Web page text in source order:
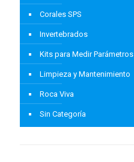
Corales SPS
Invertebrados
Kits para Medir Parámetros
Limpieza y Mantenimiento
Roca Viva
Sin Categoría